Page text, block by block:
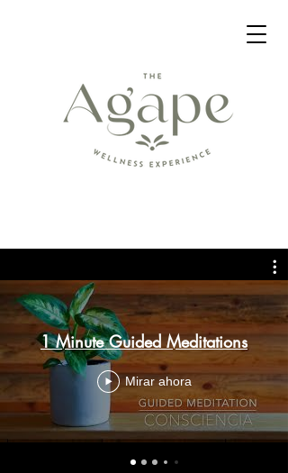
1 Minute Guided Meditations
Mirar ahora